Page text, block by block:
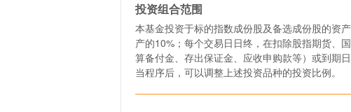
投资组合范围
本基金投资于标的指数成份股及备选成份股的资
产的10%；每个交易日日终，在扣除股指期货、
算备付金、存出保证金、应收申购款等）或到期
当程序后，可以调整上述投资品种的投资比例。